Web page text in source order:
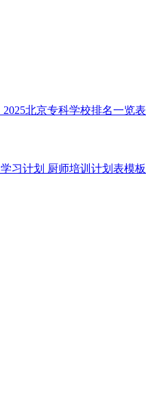
2025北京专科学校排名一览表
学习计划 厨师培训计划表模板